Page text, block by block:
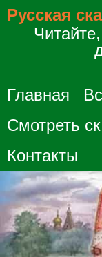
Русская
Главная
Смотреть
Контакты